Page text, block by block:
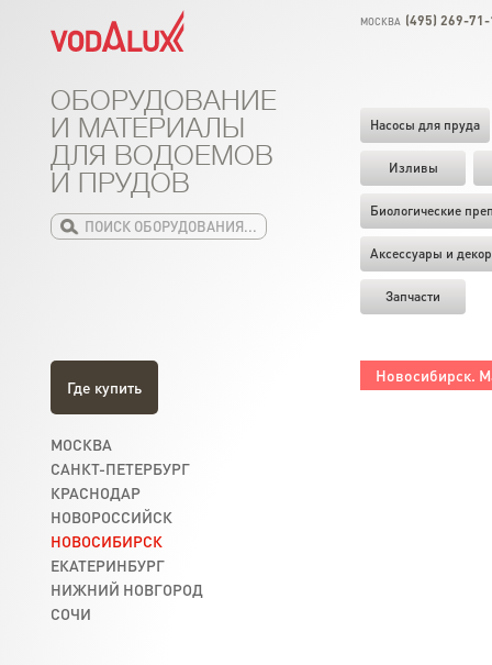
МОСКВА (495) 269-
Насосы для пруда
Изливы
Биологические
Аксессуары и декор
Запчасти
ОБОРУДОВАНИЕ
И МАТЕРИАЛЫ
ДЛЯ ВОДОЕМОВ
И ПРУДОВ
Новосибирск.
Где купить
МОСКВА
САНКТ-ПЕТЕРБУРГ
КРАСНОДАР
НОВОРОССИЙСК
НОВОСИБИРСК
ЕКАТЕРИНБУРГ
НИЖНИЙ НОВГОРОД
СОЧИ